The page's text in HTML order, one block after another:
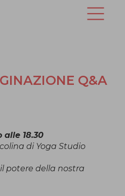
Q&A
18.30
di Yoga Studio
potere della nostra